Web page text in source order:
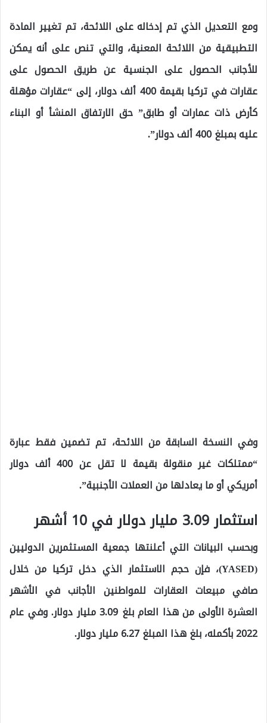
ومع التعديل الذي تم إدخاله على اللائحة، تم تغيير المادة
التطبيقية من اللائحة المعنية، والتي تنص على أنه يمكن
للأجانب الحصول على الجنسية عن طريق الحصول على
عقارات في تركيا بقيمة 400 ألف دولار، إلى “عقارات مؤهلة
كأرض ذات عمارات أو طابق” حق الارتفاق المنشأ أو البناء
عليه بمبلغ 400 ألف دولار”.
وفي النسخة السابقة من اللائحة، تم تضمين فقط عبارة
“ممتلكات غير منقولة بقيمة لا تقل عن 400 ألف دولار
أمريكي أو ما يعادلها من العملات الأجنبية”.
استثمار 3.09 مليار دولار في 10 أشهر
وبحسب البيانات التي أعلنتها جمعية المستثمرين الدوليين
(YASED)، فإن حجم الاستثمار الذي دخل تركيا من خلال
صافي مبيعات العقارات للمواطنين الأجانب في الأشهر
العشرة الأولى من هذا العام بلغ 3.09 مليار دولار. وفي عام
2022 بأكمله، بلغ هذا المبلغ 6.27 مليار دولار.